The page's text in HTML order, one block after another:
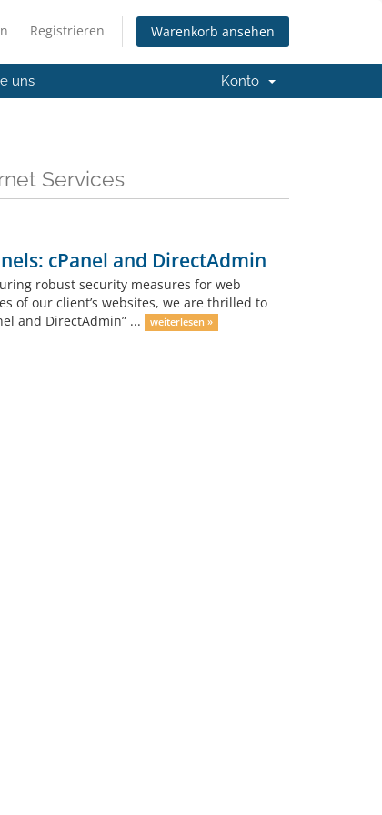
Registrieren Warenkorb ansehen
uns Konto
Services
cPanel and DirectAdmin
robust security measures for web
of our client’s websites, we are thrilled to
and DirectAdmin” ...
weiterlesen »